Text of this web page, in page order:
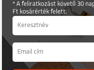
* A feliratkozást követő 30
Ft kosárérték felett.